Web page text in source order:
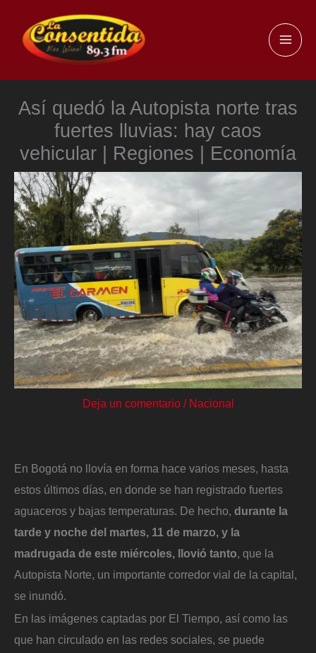
contenido
Así quedó la Autopista norte tras
fuertes lluvias: hay caos
vehicular | Regiones | Economía
Deja un comentario / Nacional
En Bogotá no llovía en forma hace varios meses, hasta
estos últimos días, en donde se han registrado fuertes
aguaceros y bajas temperaturas. De hecho, durante la
tarde y noche del martes, 11 de marzo, y la
madrugada de este miércoles, llovió tanto, que la
Autopista Norte, un importante corredor vial de la capital,
se inundó.
En las imágenes captadas por El Tiempo, así como las
que han circulado en las redes sociales, se puede